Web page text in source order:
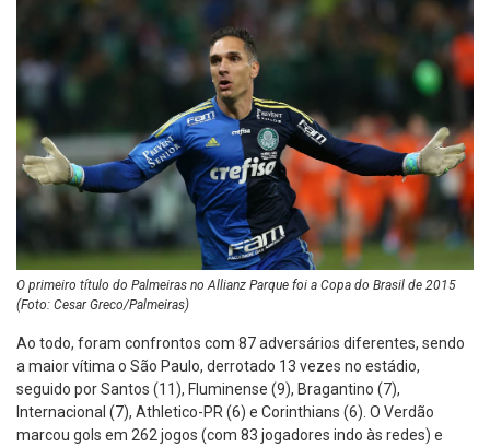
O primeiro título do Palmeiras no Allianz Parque foi a Copa do Brasil de 2015
(Foto: Cesar Greco/Palmeiras)
Ao todo, foram confrontos com 87 adversários diferentes, sendo
a maior vítima o São Paulo, derrotado 13 vezes no estádio,
seguido por Santos (11), Fluminense (9), Bragantino (7),
Internacional (7), Athletico-PR (6) e Corinthians (6). O Verdão
marcou gols em 262 jogos (com 83 jogadores indo às redes) e